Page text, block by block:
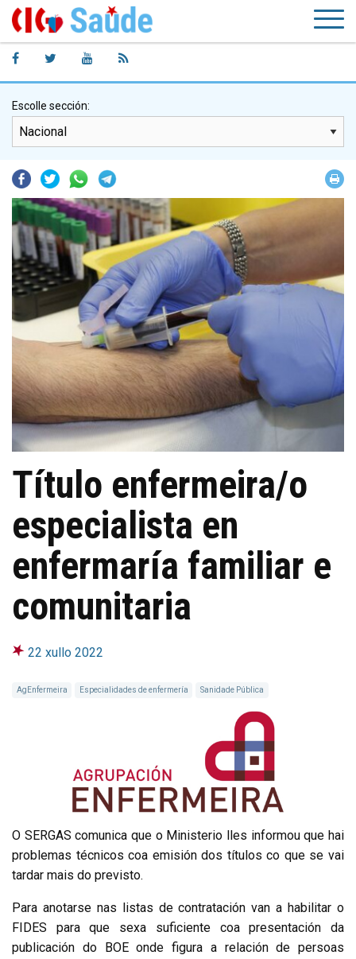
Escolle sección:
Facebook
TwitterWhatsapp
Título enfermeira/o
especialista en
enfermaría familiar e
comunitaria
22 xullo 2022
AgEnfermeira Especialidades de enfermería Sanidade Pública
O SERGAS comunica que o Ministerio lles informou que hai
problemas técnicos coa emisión dos títulos co que se vai
tardar mais do previsto.
Para anotarse nas listas de contratación van a habilitar o
FIDES para que sexa suficiente coa presentación da
publicación do BOE onde figura a relación de persoas